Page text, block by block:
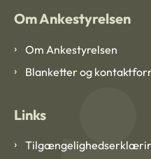
Om Ankestyrelsen
Om Ankestyrelsen
Blanketter og
Links